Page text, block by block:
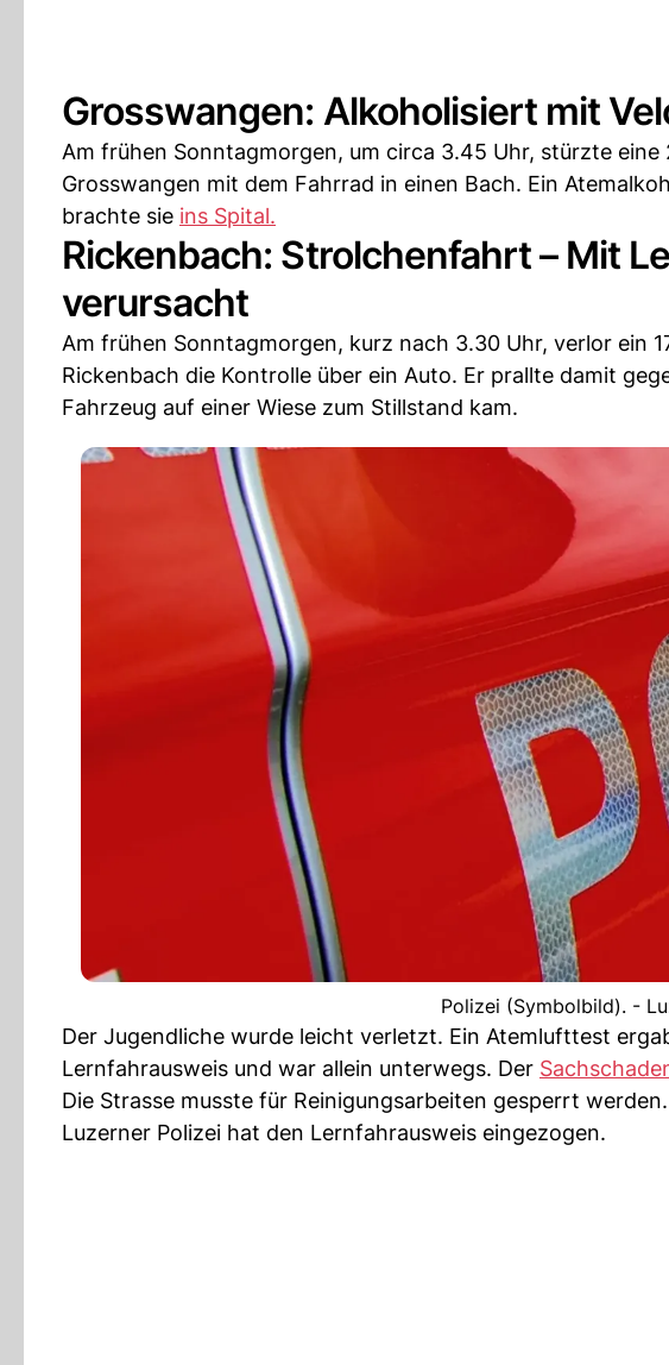
Grosswangen: Alkoholisiert mit
Am frühen Sonntagmorgen, um circa 3.45 Uhr, stürzte
Grosswangen mit dem Fahrrad in einen Bach. Ein
brachte sie ins Spital.
Rickenbach: Strolchenfahrt – Mit
verursacht
Am frühen Sonntagmorgen, kurz nach 3.30 Uhr, verlor ein
Rickenbach die Kontrolle über ein Auto. Er prallte damit
Fahrzeug auf einer Wiese zum Stillstand kam.
Polizei (Symbolbild). -
Der Jugendliche wurde leicht verletzt. Ein Atemlufttest
Lernfahrausweis und war allein unterwegs. Der
Die Strasse musste für Reinigungsarbeiten gesperrt
Luzerner Polizei hat den Lernfahrausweis eingezogen.